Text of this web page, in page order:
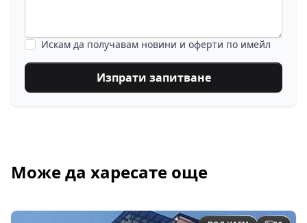
Искам да получавам новини и оферти по имейл
Изпрати запитване
Може да харесате още